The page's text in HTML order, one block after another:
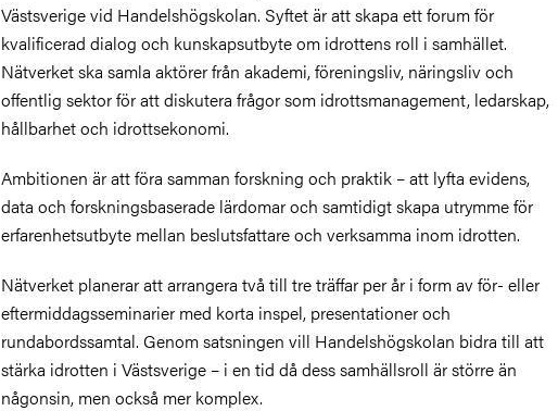
Västsverige vid Handelshögskolan. Syftet är att skapa ett forum för
kvalificerad dialog och kunskapsutbyte om idrottens roll i samhället.
Nätverket ska samla aktörer från akademi, föreningsliv, näringsliv och
offentlig sektor för att diskutera frågor som idrottsmanagement, ledarskap,
hållbarhet och idrottsekonomi.
Ambitionen är att föra samman forskning och praktik – att lyfta evidens,
data och forskningsbaserade lärdomar och samtidigt skapa utrymme för
erfarenhetsutbyte mellan beslutsfattare och verksamma inom idrotten.
Nätverket planerar att arrangera två till tre träffar per år i form av för- eller
eftermiddagsseminarier med korta inspel, presentationer och
rundabordssamtal. Genom satsningen vill Handelshögskolan bidra till att
stärka idrotten i Västsverige – i en tid då dess samhällsroll är större än
någonsin, men också mer komplex.